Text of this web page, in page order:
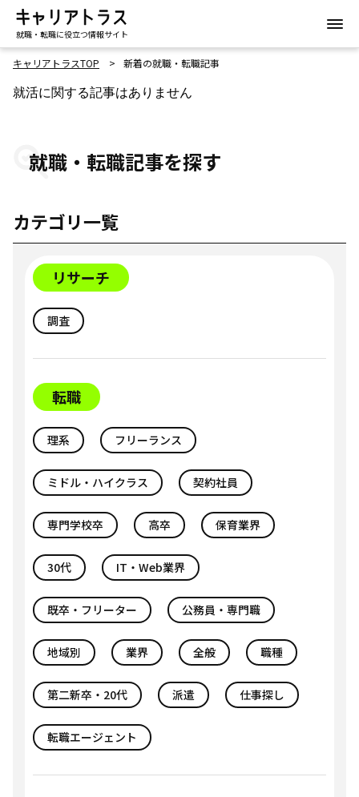
就職・転職に役立つ情報サイト
キャリアトラスTOP 新着の就職・転職記事
就活に関する記事はありません
就職・転職記事を探す
カテゴリ一覧
リサーチ
調査
転職
理系 フリーランス
ミドル・ハイクラス 契約社員
専門学校卒 高卒 保育業界
30代 IT・Web業界
既卒・フリーター 公務員・専門職
地域別 業界 全般 職種
第二新卒・20代 派遣 仕事探し
転職エージェント